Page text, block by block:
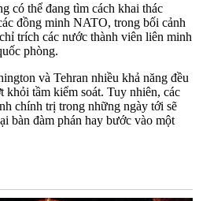
có thể đang tìm cách khai thác
đồng minh NATO, trong bối cảnh
trích các nước thành viên liên minh
phòng.
và Tehran nhiều khả năng đều
tầm kiểm soát. Tuy nhiên, các
chính trị trong những ngày tới sẽ
bàn đàm phán hay bước vào một